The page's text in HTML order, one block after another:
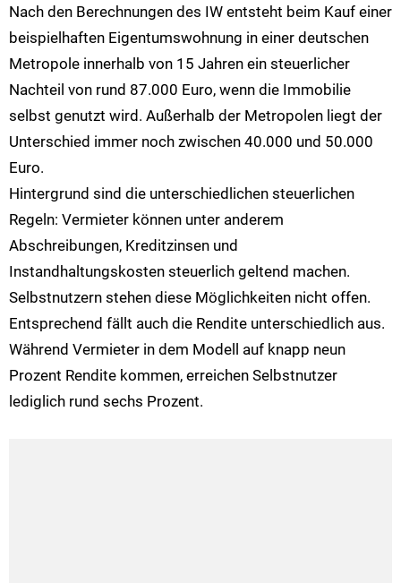
Nach den Berechnungen des IW entsteht beim Kauf einer
beispielhaften Eigentumswohnung in einer deutschen
Metropole innerhalb von 15 Jahren ein steuerlicher
Nachteil von rund 87.000 Euro, wenn die Immobilie
selbst genutzt wird. Außerhalb der Metropolen liegt der
Unterschied immer noch zwischen 40.000 und 50.000
Euro.
Hintergrund sind die unterschiedlichen steuerlichen
Regeln: Vermieter können unter anderem
Abschreibungen, Kreditzinsen und
Instandhaltungskosten steuerlich geltend machen.
Selbstnutzern stehen diese Möglichkeiten nicht offen.
Entsprechend fällt auch die Rendite unterschiedlich aus.
Während Vermieter in dem Modell auf knapp neun
Prozent Rendite kommen, erreichen Selbstnutzer
lediglich rund sechs Prozent.